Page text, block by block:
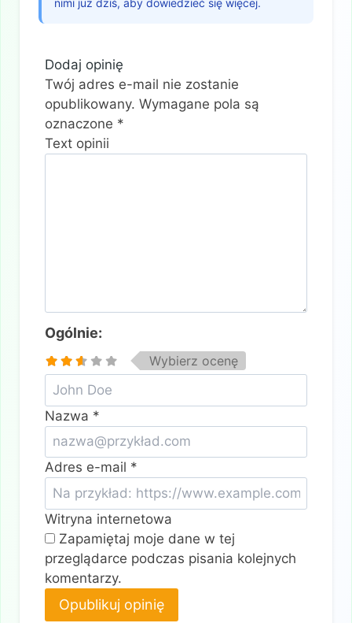
nimi już dziś, aby dowiedzieć się więcej.
Dodaj opinię
Twój adres e-mail nie zostanie
opublikowany. Wymagane pola są
oznaczone *
Text opinii
Ogólnie:
Wybierz ocenę
Nazwa *
Adres e-mail *
Witryna internetowa
Zapamiętaj moje dane w tej
przeglądarce podczas pisania kolejnych
komentarzy.